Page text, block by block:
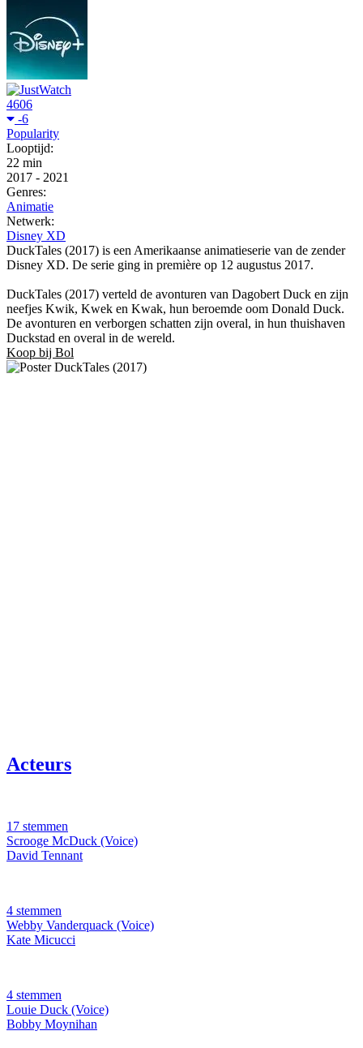
4606
-6
Popularity
Looptijd:
22 min
2017 - 2021
Genres:
Animatie
Netwerk:
Disney XD
DuckTales (2017) is een Amerikaanse animatieserie van de zender
Disney XD. De serie ging in première op 12 augustus 2017.
DuckTales (2017) verteld de avonturen van Dagobert Duck en zijn
neefjes Kwik, Kwek en Kwak, hun beroemde oom Donald Duck.
De avonturen en verborgen schatten zijn overal, in hun thuishaven
Duckstad en overal in de wereld.
Koop bij Bol
Acteurs
17 stemmen
Scrooge McDuck (Voice)
David Tennant
4 stemmen
Webby Vanderquack (Voice)
Kate Micucci
4 stemmen
Louie Duck (Voice)
Bobby Moynihan